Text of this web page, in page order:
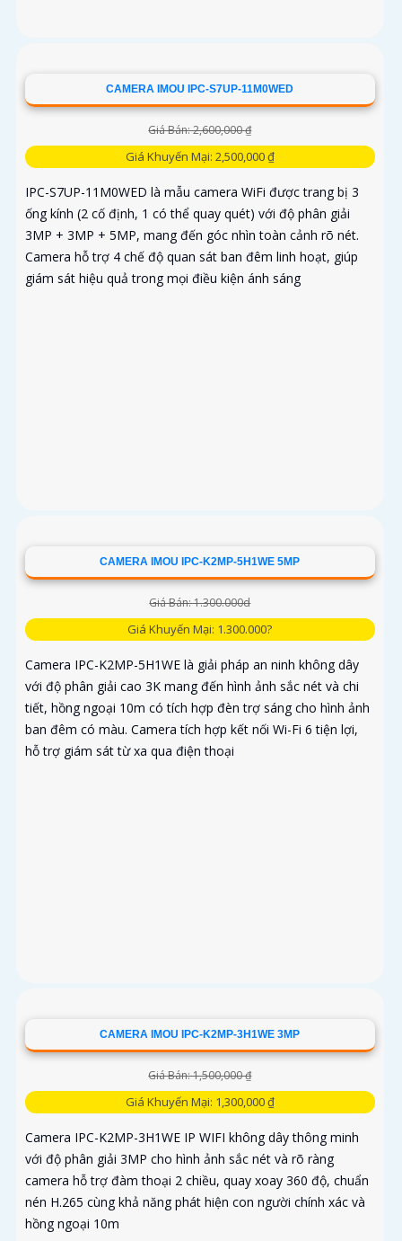
CAMERA IMOU IPC-S7UP-11M0WED
Giá Bán: 2,600,000 ₫
Giá Khuyến Mại: 2,500,000 ₫
IPC-S7UP-11M0WED là mẫu camera WiFi được trang bị 3
ống kính (2 cố định, 1 có thể quay quét) với độ phân giải
3MP + 3MP + 5MP, mang đến góc nhìn toàn cảnh rõ nét.
Camera hỗ trợ 4 chế độ quan sát ban đêm linh hoạt, giúp
giám sát hiệu quả trong mọi điều kiện ánh sáng
CAMERA IMOU IPC-K2MP-5H1WE 5MP
Giá Bán: 1.300.000d
Giá Khuyến Mại: 1.300.000?
Camera IPC-K2MP-5H1WE là giải pháp an ninh không dây
với độ phân giải cao 3K mang đến hình ảnh sắc nét và chi
tiết, hồng ngoại 10m có tích hợp đèn trợ sáng cho hình ảnh
ban đêm có màu. Camera tích hợp kết nối Wi-Fi 6 tiện lợi,
hỗ trợ giám sát từ xa qua điện thoại
CAMERA IMOU IPC-K2MP-3H1WE 3MP
Giá Bán: 1,500,000 ₫
Giá Khuyến Mại: 1,300,000 ₫
Camera IPC-K2MP-3H1WE IP WIFI không dây thông minh
với độ phân giải 3MP cho hình ảnh sắc nét và rõ ràng
camera hỗ trợ đàm thoại 2 chiều, quay xoay 360 độ, chuẩn
nén H.265 cùng khả năng phát hiện con người chính xác và
hồng ngoại 10m